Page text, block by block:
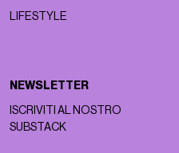
LIFESTYLE
NEWSLETTER
ISCRIVITI AL NOSTRO
SUBSTACK